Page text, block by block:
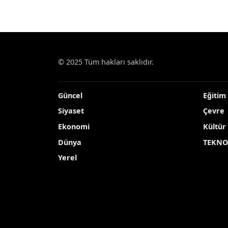
© 2025 Tüm hakları saklıdır.
Güncel
Siyaset
Ekonomi
Dünya
Yerel
Eğitim
Çevre
Kültür